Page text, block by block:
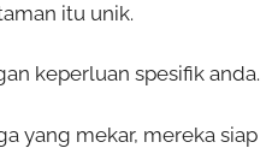
itu unik.
keperluan spesifik anda.
yang mekar, mereka siap